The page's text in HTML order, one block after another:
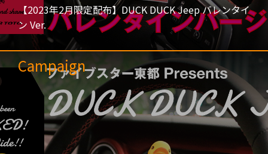
【2023年2月限定配布】DUCK DUCK Jeep バレンタイ
ン Ver.
Campaign